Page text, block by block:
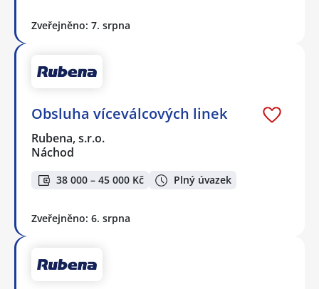
Zveřejněno: 7. srpna
Obsluha víceválcových linek
Rubena, s.r.o.
Náchod
38 000 – 45 000 Kč Plný úvazek
Zveřejněno: 6. srpna